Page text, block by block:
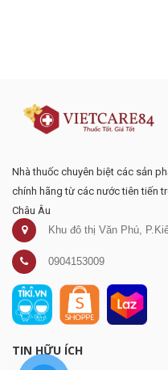
Nhà thuốc chuyên biệt các sản
chính hãng từ các nước tiên tiến
Châu Âu
Khu đô thị Văn Phú,
0904153009
TIN HỮU ÍCH